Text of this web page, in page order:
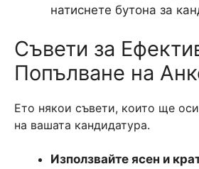
натиснете бутона за
Съвети за
Попълване на
Ето някои съвети, които ще
на вашата кандидатура.
Използвайте ясен и